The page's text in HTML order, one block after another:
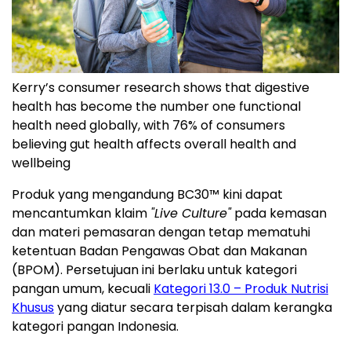
Kerry’s consumer research shows that digestive
health has become the number one functional
health need globally, with 76% of consumers
believing gut health affects overall health and
wellbeing
Produk yang mengandung BC30™ kini dapat
mencantumkan klaim "Live Culture"pada kemasan
dan materi pemasaran dengan tetap mematuhi
ketentuan Badan Pengawas Obat dan Makanan
(BPOM). Persetujuan ini berlaku untuk kategori
pangan umum, kecuali Kategori 13.0 – Produk Nutrisi
Khususyang diatur secara terpisah dalam kerangka
kategori pangan Indonesia.